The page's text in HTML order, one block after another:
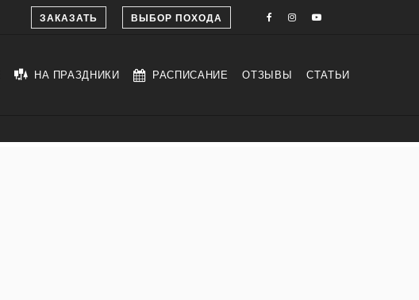
ЗАКАЗАТЬ ВЫБОР ПОХОДА
НА ПРАЗДНИКИ РАСПИСАНИЕ ОТЗЫВЫ СТАТЬИ